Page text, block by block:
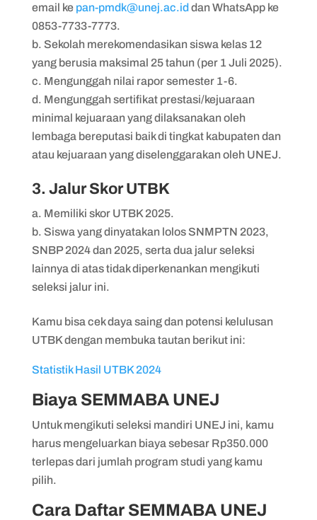
email ke pan-pmdk@unej.ac.id dan WhatsApp ke
0853-7733-7773.
Sekolah merekomendasikan siswa kelas 12
yang berusia maksimal 25 tahun (per 1 Juli 2025).
Mengunggah nilai rapor semester 1-6.
Mengunggah sertifikat prestasi/kejuaraan
minimal kejuaraan yang dilaksanakan oleh
lembaga bereputasi baik di tingkat kabupaten dan
atau kejuaraan yang diselenggarakan oleh UNEJ.
3. Jalur Skor UTBK
Memiliki skor UTBK 2025.
Siswa yang dinyatakan lolos SNMPTN 2023,
SNBP 2024 dan 2025, serta dua jalur seleksi
lainnya di atas tidak diperkenankan mengikuti
seleksi jalur ini.
Kamu bisa cek daya saing dan potensi kelulusan
UTBK dengan membuka tautan berikut ini:
Statistik Hasil UTBK 2024
Biaya SEMMABA UNEJ
Untuk mengikuti seleksi mandiri UNEJ ini, kamu
harus mengeluarkan biaya sebesar Rp350.000
terlepas dari jumlah program studi yang kamu
pilih.
Cara Daftar SEMMABA UNEJ